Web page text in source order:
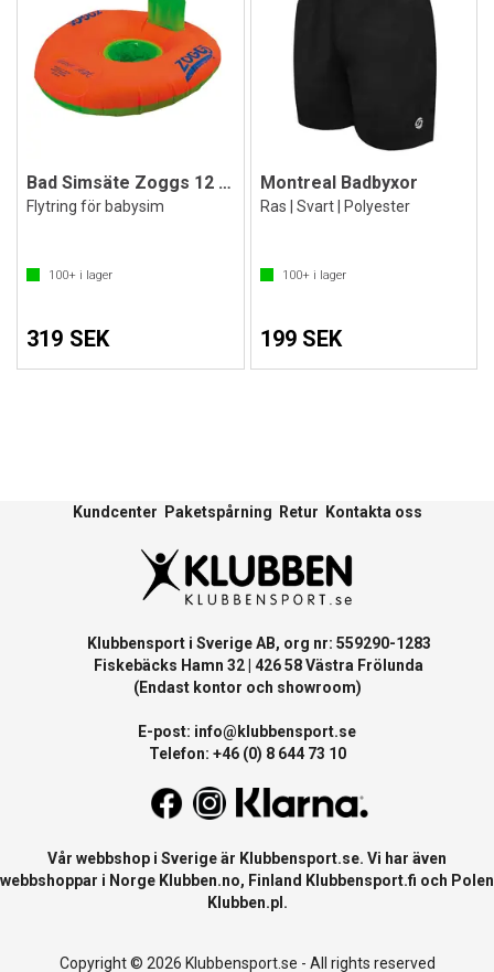
Bad Simsäte Zoggs 12 - 24 månader
Flytring för babysim
100+ i lager
319 SEK
Montreal Badbyxor
Ras | Svart | Polyester
100+i lager
199 SEK
Kundcenter Paketspårning Retur Kontakta oss
Klubbensport i Sverige AB, org nr: 559290-1283
Fiskebäcks Hamn 32 | 426 58 Västra Frölunda
(Endast kontor och showroom)
E-post: info@klubbensport.se
Telefon: +46 (0) 8 644 73 10
Vår webbshop i Sverige är Klubbensport.se. Vi har även
webbshoppar i Norge Klubben.no, Finland Klubbensport.fi och Polen
Klubben.pl .
Copyright © 2026 Klubbensport.se - All rights reserved